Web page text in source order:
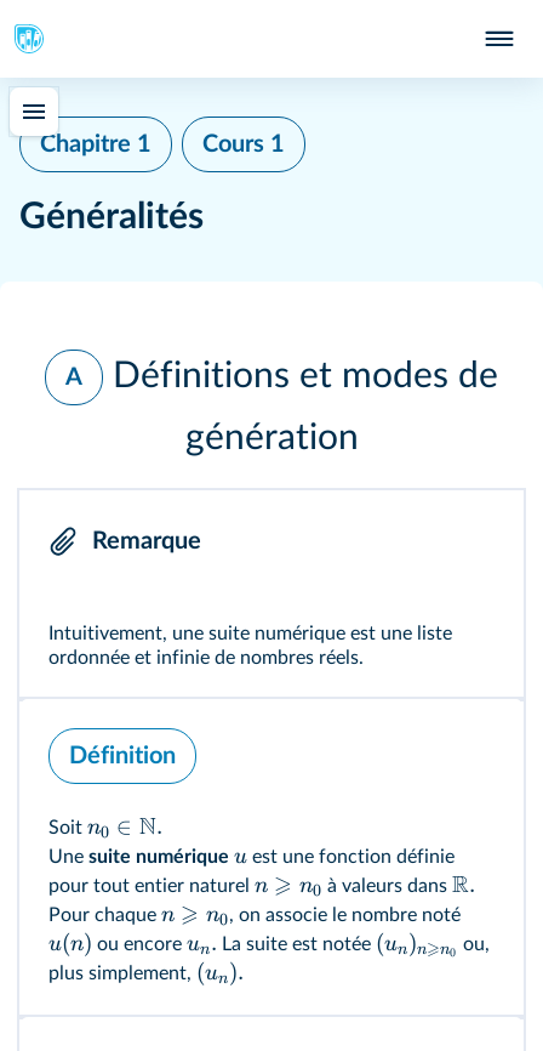
Chapitre 1 Cours 1
Généralités
A
Définitions et modes de
génération
Remarque
Intuitivement, une suite numérique est une liste
ordonnée et infinie de nombres réels.
Définition
Soit n0 ∈ N.
Une suite numérique u est une fonction définie
pour tout entier naturel n ⩾ n0 à valeurs dans R.
Pour chaque n ⩾ n0, on associe le nombre noté
u(n) ou encore un. La suite est notée (un)n⩾n0 ou,
plus simplement, (un).